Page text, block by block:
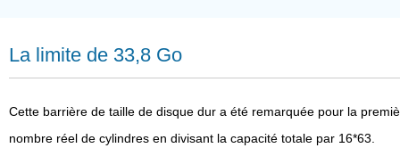
La limite de 33,8 Go
Cette barrière de taille de disque dur a été remarquée pour la
nombre réel de cylindres en divisant la capacité totale par 16*63.